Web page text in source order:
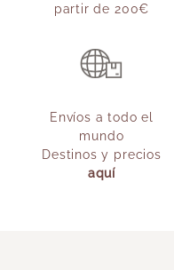
partir de 200€
Envíos a todo el
mundo
Destinos y precios
aquí